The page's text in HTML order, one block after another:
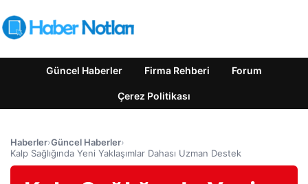
Güncel Haberler Firma Rehberi Forum
Çerez Politikası
Haberler›Güncel Haberler›
Kalp Sağlığında Yeni Yaklaşımlar Dahası Uzman Destek